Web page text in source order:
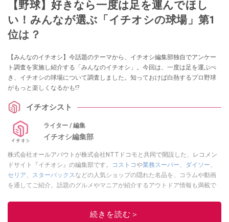
【野球】好きなら一度は足を運んでほし
い！みんなが選ぶ「イチオシの球場」第1
位は？
【みんなのイチオシ】今話題のテーマから、イチオシ編集部独自でアンケー
ト調査を実施し紹介する「みんなのイチオシ」。今回は、一度は足を運ぶべ
き、イチオシの球場について調査しました。知っておけば白熱するプロ野球
がもっと楽しくなるかも⁉
イチオシスト
ライター / 編集
イチオシ編集部
株式会社オールアバウトが株式会社NTTドコモと共同で開設した、レコメン
ドサイト『イチオシ』の編集部です。
コストコや業務スーパー、 ダイソー、
セリア、 スターバックスなどの人気ショップの隠れた名品を、コラムや動画
を通してご紹介。話題のグルメやマニアが紹介するアウトドア情報も満載で
レビューしています。毎日トレンド情報をお届けしているので、ぜひ
してください！続きを読む＞